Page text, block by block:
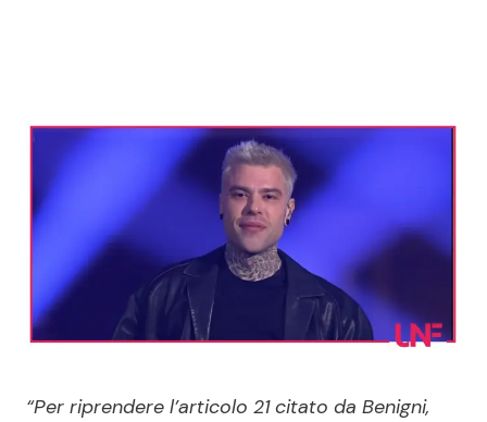
News Spettacolo
Benessere
Casa
Moda e Style
Cucina e Ricette
Consigli di Cucina
“Per riprendere l’articolo 21 citato da Benigni,